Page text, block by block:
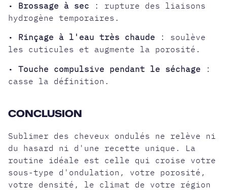
• Brossage à sec : rupture des liaisons
hydrogène temporaires.
• Rinçage à l'eau très chaude : soulève
les cuticules et augmente la porosité.
•Touche compulsive pendant le séchage :
casse la définition.
CONCLUSION
Sublimer des cheveux ondulés ne relève ni
du hasard ni d'une recette unique. La
routine idéale est celle qui croise votre
sous-type d'ondulation, votre porosité,
votre densité, le climat de votre région